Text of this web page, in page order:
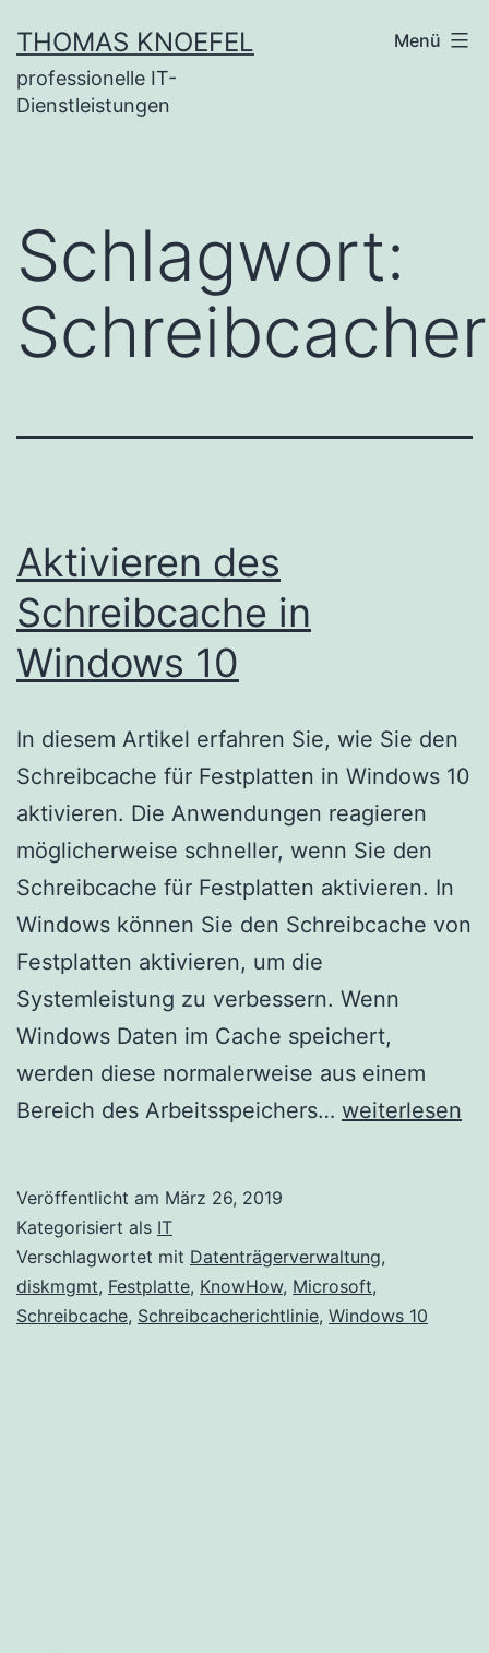
Inhalt
springen
THOMAS KNOEFEL
professionelle IT-
Dienstleistungen
Menü
Schlagwort:
Aktivieren des
Schreibcache in
Windows 10
In diesem Artikel erfahren Sie, wie Sie den
Schreibcache für Festplatten in Windows 10
aktivieren. Die Anwendungen reagieren
möglicherweise schneller, wenn Sie den
Schreibcache für Festplatten aktivieren. In
Windows können Sie den Schreibcache von
Festplatten aktivieren, um die
Systemleistung zu verbessern. Wenn
Windows Daten im Cache speichert,
werden diese normalerweise aus einem
Bereich des Arbeitsspeichers… Aktivieren
Windows
10
weiterlesen
Veröffentlicht am März 26, 2019
Kategorisiert als IT
Verschlagwortet mit Datenträgerverwaltung,
diskmgmt, Festplatte, KnowHow, Microsoft,
Schreibcache, Schreibcacherichtlinie, Windows 10